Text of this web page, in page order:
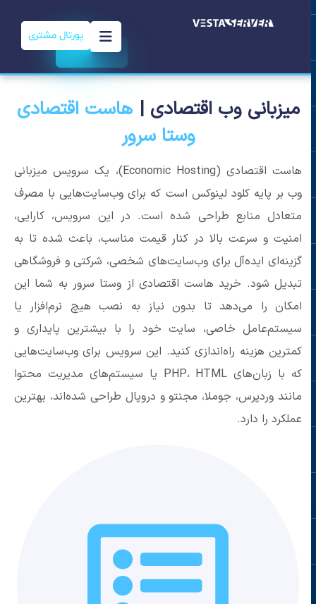
پورتال مشتری
میزبانی وب اقتصادی |
هاست اقتصادی
وستا سرور
هاست اقتصادی (Economic Hosting)، یک سرویس میزبانی
وب بر پایه کلود لینوکس است که برای وب‌سایت‌هایی با مصرف
متعادل منابع طراحی شده است. در این سرویس، کارایی،
امنیت و سرعت بالا در کنار قیمت مناسب، باعث شده تا به
گزینه‌ای ایده‌آل برای وب‌سایت‌های شخصی، شرکتی و فروشگاهی
تبدیل شود. خرید هاست اقتصادی از وستا سرور به شما این
امکان را می‌دهد تا بدون نیاز به نصب هیچ نرم‌افزار یا
سیستم‌عامل خاصی، سایت خود را با بیشترین پایداری و
کمترین هزینه راه‌اندازی کنید. این سرویس برای وب‌سایت‌هایی
که با زبان‌های PHP، HTML یا سیستم‌های مدیریت محتوا
مانند وردپرس، جوملا، مجنتو و دروپال طراحی شده‌اند، بهترین
عملکرد را دارد.